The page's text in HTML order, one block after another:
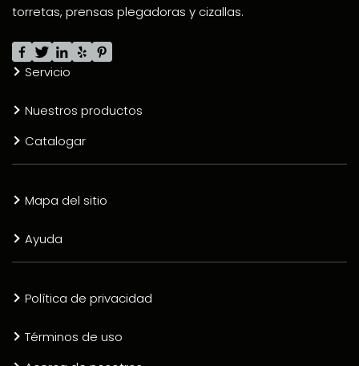
torretas, prensas plegadoras y cizallas.
Servicio
Nuestros productos
Catalogar
Mapa del sitio
Ayuda
Política de privacidad
Términos de uso